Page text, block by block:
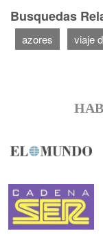
Busquedas
azores viaje